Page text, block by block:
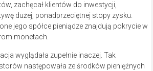
zachęcał klientów do inwestycji,
dużej, ponadprzeciętnej stopy zysku.
jego spółce pieniądze znajdują pokrycie w
monetach.
wyglądała zupełnie inaczej. Tak
następowała ze środków pieniężnych